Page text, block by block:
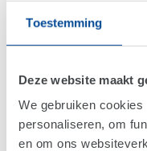
Toestemming
Deze website maakt
We gebruiken
personaliseren, om
en om ons